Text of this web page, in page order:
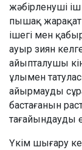
жәбірленуші
пышақ
ішегі мен
ауыр зиян
айыпталушы
ұлымен
айырмауды
бастағанын
тағайындауды
Үкім шығару